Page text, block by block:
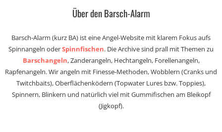
Über den Barsch-Alarm
Barsch-Alarm (kurz BA) ist eine Angel-Website mit klarem Fokus aufs
Spinnangeln oderSpinnfischen. Die Archive sind prall mit Themen zu
Barschangeln, Zanderangeln, Hechtangeln, Forellenangeln,
Rapfenangeln. Wir angeln mit Finesse-Methoden, Wobblern (Cranks und
Twitchbaits), Oberflächenködern (Topwater Lures bzw. Toppies),
Spinnern, Blinkern und natürlich viel mit Gummifischen am Bleikopf
(Jigkopf).